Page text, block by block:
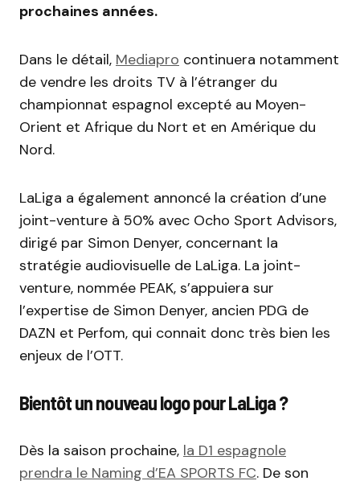
prochaines années.
Dans le détail, Mediapro continuera notamment
de vendre les droits TV à l’étranger du
championnat espagnol excepté au Moyen-
Orient et Afrique du Nort et en Amérique du
Nord.
LaLiga a également annoncé la création d’une
joint-venture à 50% avec Ocho Sport Advisors,
dirigé par Simon Denyer, concernant la
stratégie audiovisuelle de LaLiga. La joint-
venture, nommée PEAK, s’appuiera sur
l’expertise de Simon Denyer, ancien PDG de
DAZN et Perfom, qui connait donc très bien les
enjeux de l’OTT.
Bientôt un nouveau logo pour LaLiga ?
Dès la saison prochaine, la D1 espagnole
prendra le Naming d’EA SPORTS FC. De son